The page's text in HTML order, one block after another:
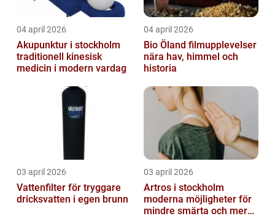
04 april 2026
Akupunktur i stockholm
traditionell kinesisk
medicin i modern vardag
04 april 2026
Bio Öland filmupplevelser
nära hav, himmel och
historia
03 april 2026
Vattenfilter för tryggare
dricksvatten i egen brunn
03 april 2026
Artros i stockholm
moderna möjligheter för
mindre smärta och mer